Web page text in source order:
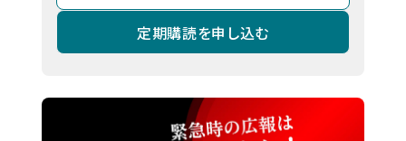
定期購読を申し込む